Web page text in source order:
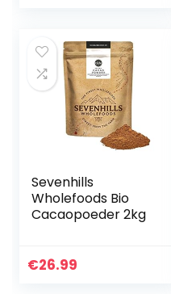
Sevenhills
Wholefoods Bio
Cacaopoeder 2kg
€26.99